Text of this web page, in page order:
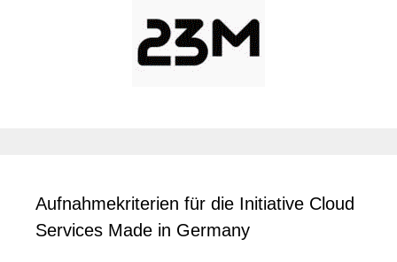
Aufnahmekriterien für die Initiative Cloud
Services Made in Germany